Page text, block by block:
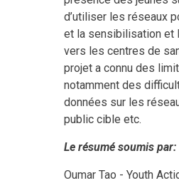
d’utiliser les réseaux
et la sensibilisation et
vers les centres de
projet a connu des
notamment des
données sur les
public cible etc.
Le résumé soumis par:
Oumar Tao - Youth